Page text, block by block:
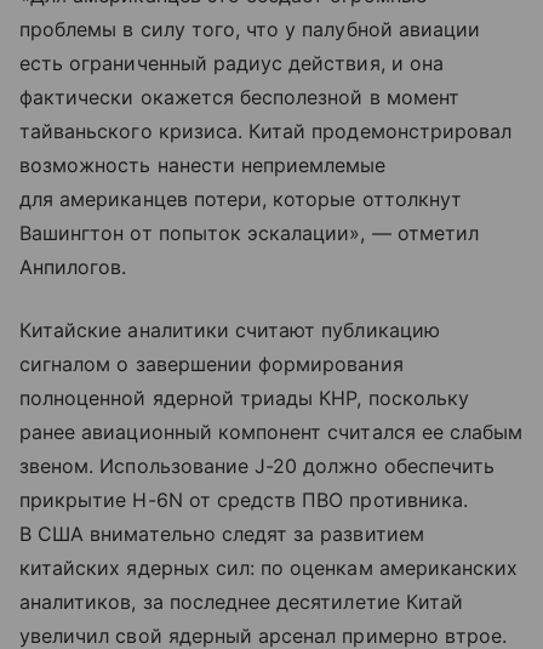
проблемы в силу того, что у палубной авиации
есть ограниченный радиус действия, и она
фактически окажется бесполезной в момент
тайваньского кризиса. Китай продемонстрировал
возможность нанести неприемлемые
для американцев потери, которые оттолкнут
Вашингтон от попыток эскалации», — отметил
Анпилогов.
Китайские аналитики считают публикацию
сигналом о завершении формирования
полноценной ядерной триады КНР, поскольку
ранее авиационный компонент считался ее слабым
звеном. Использование J-20 должно обеспечить
прикрытие H-6N от средств ПВО противника.
В США внимательно следят за развитием
китайских ядерных сил: по оценкам американских
аналитиков, за последнее десятилетие Китай
увеличил свой ядерный арсенал примерно втрое.